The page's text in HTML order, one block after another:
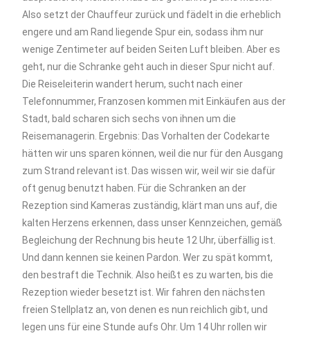
Also setzt der Chauffeur zurück und fädelt in die erheblich
engere und am Rand liegende Spur ein, sodass ihm nur
wenige Zentimeter auf beiden Seiten Luft bleiben. Aber es
geht, nur die Schranke geht auch in dieser Spur nicht auf.
Die Reiseleiterin wandert herum, sucht nach einer
Telefonnummer, Franzosen kommen mit Einkäufen aus der
Stadt, bald scharen sich sechs von ihnen um die
Reisemanagerin. Ergebnis: Das Vorhalten der Codekarte
hätten wir uns sparen können, weil die nur für den Ausgang
zum Strand relevant ist. Das wissen wir, weil wir sie dafür
oft genug benutzt haben. Für die Schranken an der
Rezeption sind Kameras zuständig, klärt man uns auf, die
kalten Herzens erkennen, dass unser Kennzeichen, gemäß
Begleichung der Rechnung bis heute 12 Uhr, überfällig ist.
Und dann kennen sie keinen Pardon. Wer zu spät kommt,
den bestraft die Technik. Also heißt es zu warten, bis die
Rezeption wieder besetzt ist. Wir fahren den nächsten
freien Stellplatz an, von denen es nun reichlich gibt, und
legen uns für eine Stunde aufs Ohr. Um 14 Uhr rollen wir